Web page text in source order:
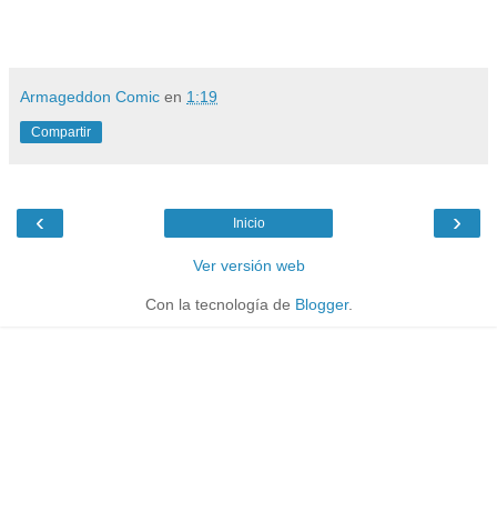
Armageddon Comic en 1:19
Compartir
‹ ›
Inicio
Ver versión web
Con la tecnología de Blogger.